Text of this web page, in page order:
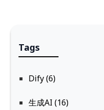
Tags
Dify (6)
生成AI (16)